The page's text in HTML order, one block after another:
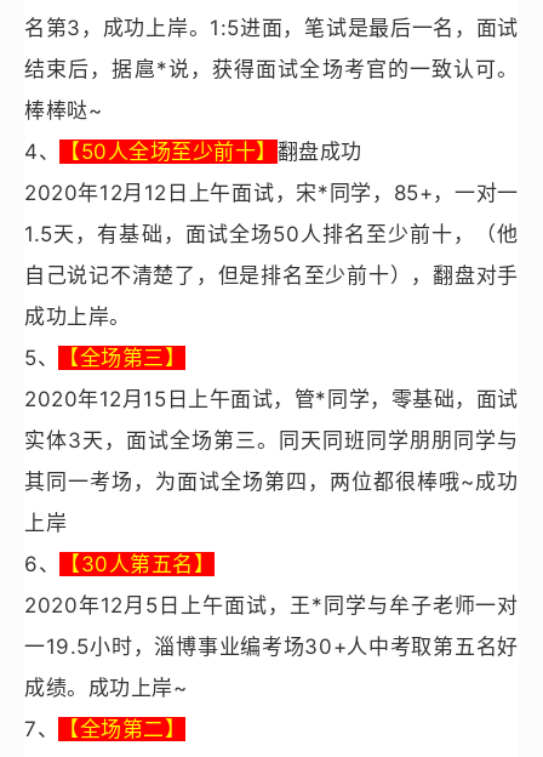
名第3，成功上岸。1:5进面，笔试是最后一名，面试
结束后，据扈*说，获得面试全场考官的一致认可。
棒棒哒~
4、
【50人全场至少前十】 翻盘成功
2020年12月12日上午面试，宋*同学，85+，一对一
1.5天，有基础，面试全场50人排名至少前十，（他
自己说记不清楚了，但是排名至少前十），翻盘对手
成功上岸。
5、
【全场第三】
2020年12月15日上午面试，管*同学，零基础，面试
实体3天，面试全场第三。同天同班同学朋朋同学与
其同一考场，为面试全场第四，两位都很棒哦~成功
上岸
6、
【30人第五名】
2020年12月5日上午面试，王*同学与牟子老师一对
一19.5小时，淄博事业编考场30+人中考取第五名好
成绩。成功上岸~
7、
【全场第二】